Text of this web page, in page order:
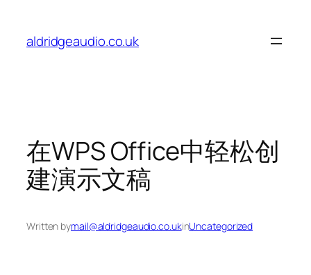
content
aldridgeaudio.co.uk
在WPS Office中轻松创
建演示文稿
Written bymail@aldridgeaudio.co.ukinUncategorized